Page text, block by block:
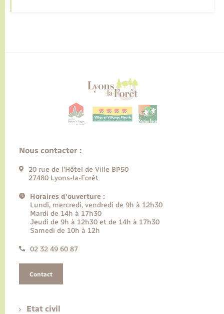
Nous contacter :
20 rue de l’Hôtel de Ville BP50
27480 Lyons-la-Forêt
Horaires d'ouverture :
Lundi, mercredi, vendredi de 9h à 12h30
Mardi de 14h à 17h30
Jeudi de 9h à 12h30 et de 14h à 17h30
Samedi de 10h à 12h
02 32 49 60 87
Contact
Etat civil